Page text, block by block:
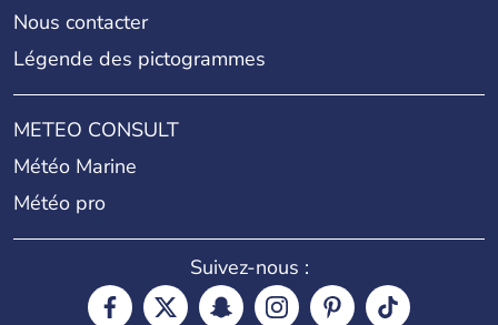
Nous contacter
Légende des pictogrammes
METEO CONSULT
Météo Marine
Météo pro
Suivez-nous :